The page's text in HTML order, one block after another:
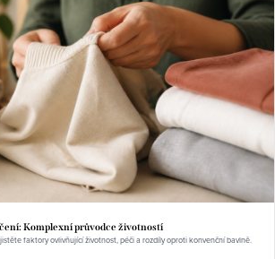
Komplexní průvodce životností
faktory ovlivňující životnost, péči a rozdíly oproti konvenční bavlně.